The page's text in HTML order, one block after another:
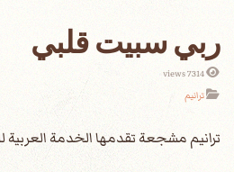
ربي سبيت قلبي
7314 views
ترانيم